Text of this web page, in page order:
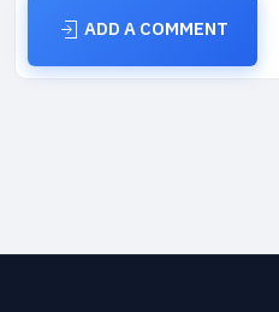
ADD A COMMENT